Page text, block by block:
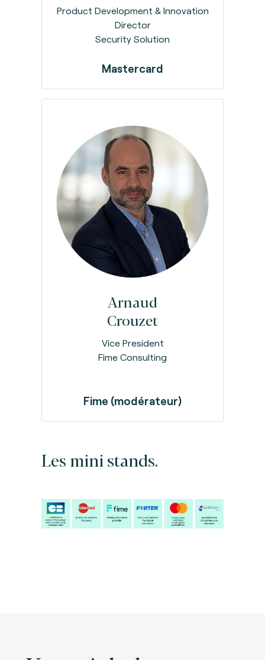
Product Development & Innovation
Director
Security Solution
Mastercard
Arnaud
Crouzet
Vice President
Fime Consulting
Fime (modérateur)
Les mini stands.